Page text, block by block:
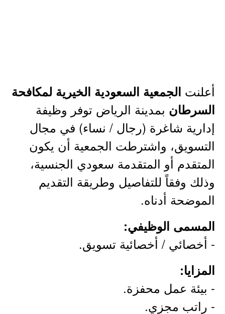
أعلنت الجمعية السعودية الخيرية لمكافحة
السرطان بمدينة الرياض توفر وظيفة
إدارية شاغرة (رجال / نساء) في مجال
التسويق، واشترطت الجمعية أن يكون
المتقدم أو المتقدمة سعودي الجنسية،
وذلك وفقاً للتفاصيل وطريقة التقديم
الموضحة أدناه.
المسمى الوظيفي:
- أخصائي / أخصائية تسويق.
المزايا:
- بيئة عمل محفزة.
- راتب مجزي.